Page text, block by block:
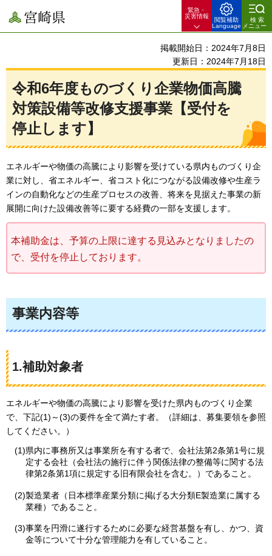
宮崎県
緊急・
災害情報
閲覧補助
Language
検索
メニュー
掲載開始日：2024年7月8日
更新日：2024年7月18日
令和6年度ものづくり企業物価高騰
対策設備等改修支援事業【受付を
停止します】
エネルギーや物価の高騰により影響を受けている県内ものづくり企
業に対し、省エネルギー、省コスト化につながる設備改修や生産ラ
インの自動化などの生産プロセスの改善、将来を見据えた事業の新
展開に向けた設備改善等に要する経費の一部を支援します。
本補助金は、予算の上限に達する見込みとなりましたの
で、受付を停止しております。
事業内容等
1.補助対象者
エネルギーや物価の高騰により影響を受けた県内ものづくり企業
で、下記(1)～(3)の要件を全て満たす者。（詳細は、募集要領を参照
してください。）
(1)県内に事務所又は事業所を有する者で、会社法第2条第1号に規
定する会社（会社法の施行に伴う関係法律の整備等に関する法
律第2条第1項に規定する旧有限会社を含む。）であること。
(2)製造業者（日本標準産業分類に掲げる大分類E製造業に属する
業種）であること。
(3)事業を円滑に遂行するために必要な経営基盤を有し、かつ、資
金等について十分な管理能力を有していること。